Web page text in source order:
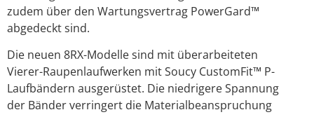
zudem über den Wartungsvertrag PowerGard™
abgedeckt sind.
Die neuen 8RX-Modelle sind mit überarbeiteten
Vierer-Raupenlaufwerken mit Soucy CustomFit™ P-
Laufbändern ausgerüstet. Die niedrigere Spannung
der Bänder verringert die Materialbeanspruchung